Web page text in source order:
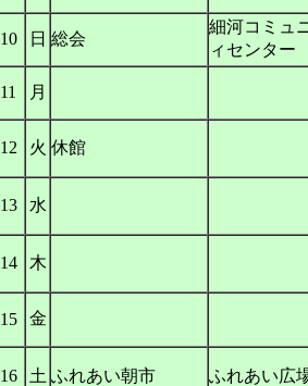
10 日 総会
細河コミュ
ィセンター
11 月
12 火 休館
13 水
14 木
15 金
16 土 ふれあい朝市 ふれあい広